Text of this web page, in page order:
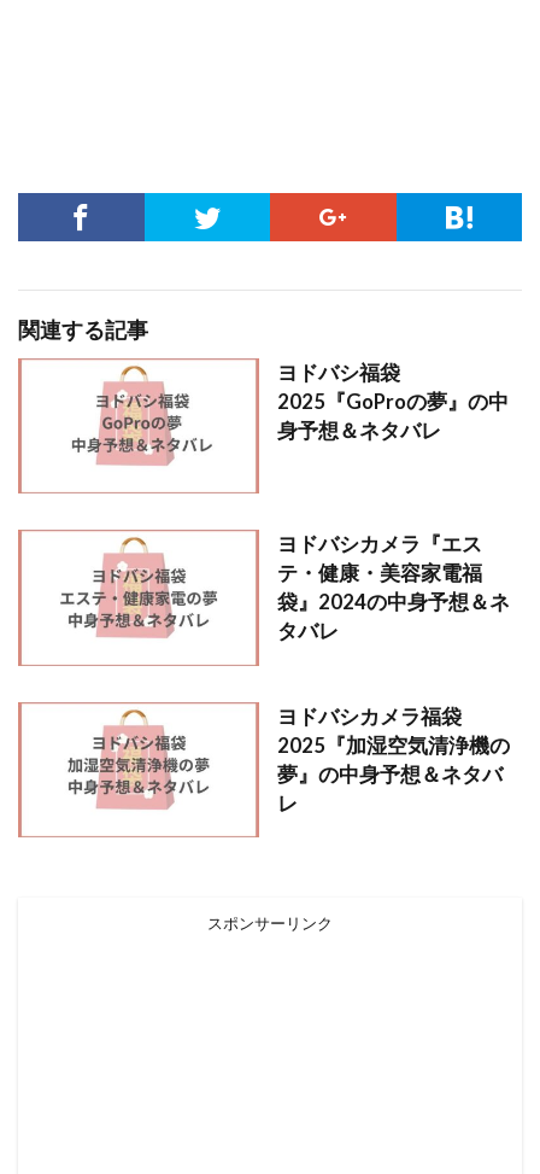
関連する記事
ヨドバシ福袋
2025『GoProの夢』の中
身予想＆ネタバレ
ヨドバシカメラ『エス
テ・健康・美容家電福
袋』2024の中身予想＆ネ
タバレ
ヨドバシカメラ福袋
2025『加湿空気清浄機の
夢』の中身予想＆ネタバ
レ
スポンサーリンク